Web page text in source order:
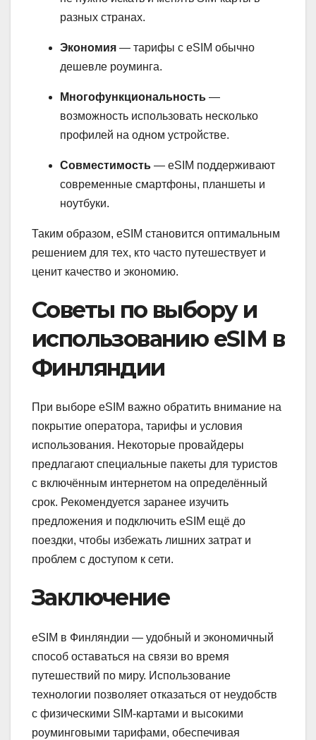
разных странах.
Экономия — тарифы с eSIM обычно
дешевле роуминга.
Многофункциональность —
возможность использовать несколько
профилей на одном устройстве.
Совместимость — eSIM поддерживают
современные смартфоны, планшеты и
ноутбуки.
Таким образом, eSIM становится оптимальным
решением для тех, кто часто путешествует и
ценит качество и экономию.
Советы по выбору и
использованию eSIM в
Финляндии
При выборе eSIM важно обратить внимание на
покрытие оператора, тарифы и условия
использования. Некоторые провайдеры
предлагают специальные пакеты для туристов
с включённым интернетом на определённый
срок. Рекомендуется заранее изучить
предложения и подключить eSIM ещё до
поездки, чтобы избежать лишних затрат и
проблем с доступом к сети.
Заключение
eSIM в Финляндии — удобный и экономичный
способ оставаться на связи во время
путешествий по миру. Использование
технологии позволяет отказаться от неудобств
с физическими SIM-картами и высокими
роуминговыми тарифами, обеспечивая